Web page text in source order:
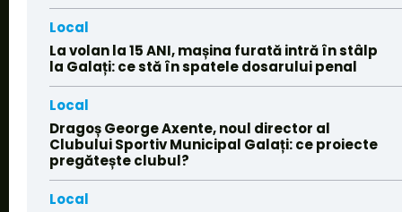
Local
La volan la 15 ANI, mașina furată intră în stâlp
la Galați: ce stă în spatele dosarului penal
Local
Dragoș George Axente, noul director al
Clubului Sportiv Municipal Galați: ce proiecte
pregătește clubul?
Local